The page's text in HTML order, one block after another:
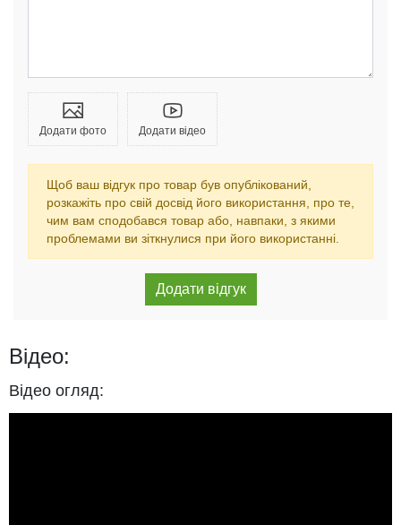
Додати фото Додати відео
Щоб ваш відгук про товар був опублікований,
розкажіть про свій досвід його використання, про те,
чим вам сподобався товар або, навпаки, з якими
проблемами ви зіткнулися при його використанні.
Відео:
Відео огляд: